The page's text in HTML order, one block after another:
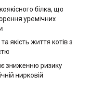
білка, що
уремічних
якість життя котів з
зниженню ризику
нирковій